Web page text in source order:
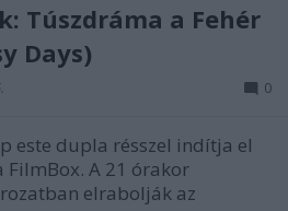
Túszdráma a Fehér
Days)
0
este dupla résszel indítja el
A 21 órakor
elrabolják az